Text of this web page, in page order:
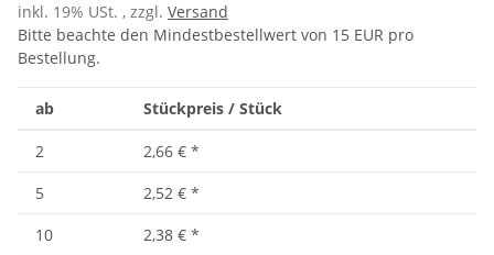
inkl. 19% USt. , zzgl. Versand
Bitte beachte den Mindestbestellwert von 15 EUR pro
Bestellung.
ab Stückpreis / Stück
2 2,66 € *
5
2,52 € *
10
2,38 € *